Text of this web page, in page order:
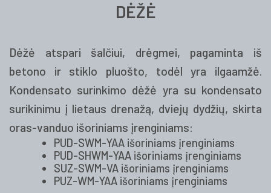
DĖŽĖ
Dėžė atspari šalčiui, drėgmei, pagaminta iš
betono ir stiklo pluošto, todėl yra ilgaamžė.
Kondensato surinkimo dėžė yra su kondensato
surikinimu į lietaus drenažą, dviejų dydžių, skirta
oras-vanduo išoriniams įrenginiams:
PUD-SWM-YAA išoriniams įrenginiams
PUD-SHWM-YAA išoriniams įrenginiams
SUZ-SWM-VA išoriniams įrenginiams
PUZ-WM-YAA išoriniams įrenginiams